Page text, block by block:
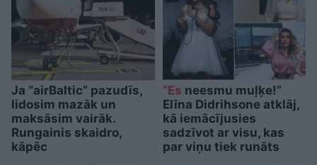
Ja “airBaltic” pazudīs,
lidosim mazāk un
maksāsim vairāk.
Rungainis skaidro,
kāpēc
“Es neesmu muļķe!”
Elīna Didrihsone atklāj,
kā iemācījusies
sadzīvot ar visu, kas
par viņu tiek runāts